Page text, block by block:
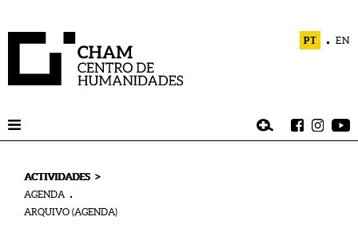
PT EN
ACTIVIDADES >
AGENDA
ARQUIVO (AGENDA)